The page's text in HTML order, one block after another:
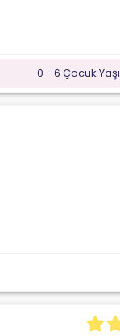
0 - 6 Çocuk Yaşı